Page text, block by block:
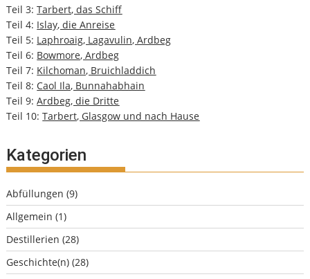
Teil 3:Tarbert, das Schiff
Teil 4: Islay, die Anreise
Teil 5: Laphroaig, Lagavulin, Ardbeg
Teil 6: Bowmore, Ardbeg
Teil 7: Kilchoman, Bruichladdich
Teil 8: Caol Ila, Bunnahabhain
Teil 9:Ardbeg, die Dritte
Teil 10:Tarbert, Glasgow und nach Hause
Kategorien
Abfüllungen (9)
Allgemein (1)
Destillerien (28)
Geschichte(n) (28)